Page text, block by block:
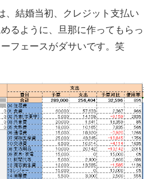
、結婚当初、クレジット支払い
るように、旦那に作ってもらっ
フェースがダサいです。笑